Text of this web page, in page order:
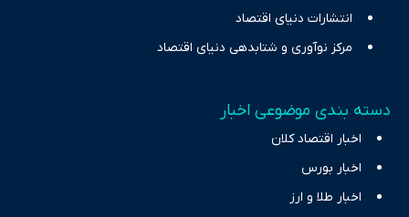
انتشارات دنیای اقتصاد
مرکز نوآوری و شتابدهی دنیای اقتصاد
دسته بندی موضوعی اخبار
اخبار اقتصاد کلان
اخبار بورس
اخبار طلا و ارز